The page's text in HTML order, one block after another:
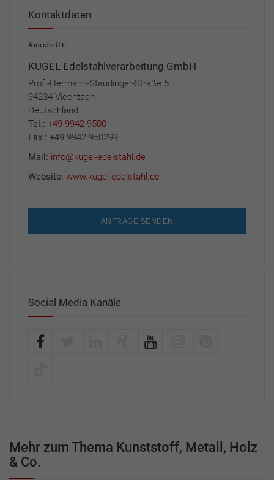
Kontaktdaten
Anschrift:
KUGEL Edelstahlverarbeitung GmbH
Prof.-Hermann-Staudinger-Straße 6
94234 Viechtach
Deutschland
Tel.: +49 9942 9500
Fax.: +49 9942 950299
Mail: info@kugel-edelstahl.de
Website: www.kugel-edelstahl.de
ANFRAGE SENDEN
Social Media Kanäle
Mehr zum Thema Kunststoff, Metall, Holz
& Co.